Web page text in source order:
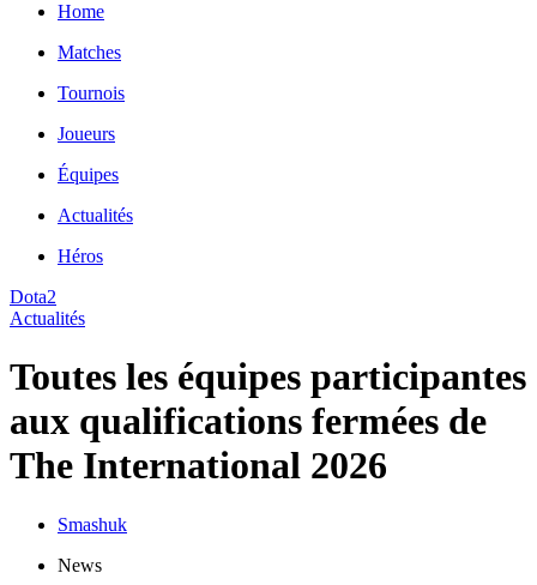
Home
Matches
Tournois
Joueurs
Équipes
Actualités
Héros
Dota2
Actualités
Toutes les équipes participantes
aux qualifications fermées de
The International 2026
Smashuk
News